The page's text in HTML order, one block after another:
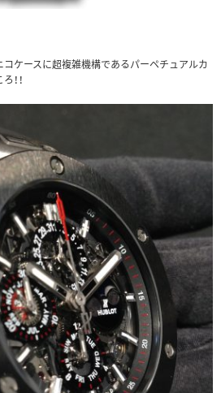
ケースに超複雑機構であるパーペチュアルカ
！！